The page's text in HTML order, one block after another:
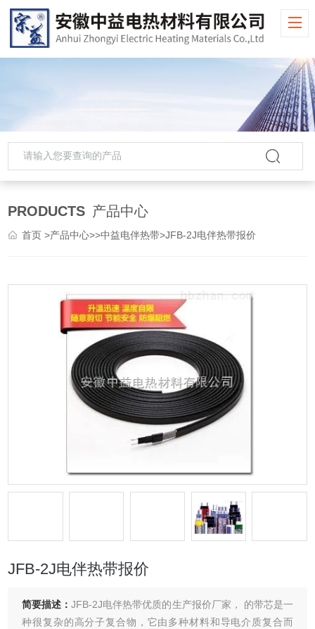
PRODUCTS 产品中心
首页>产品中心>>中益电伴热带>JFB-2J电伴热带报价
JFB-2J电伴热带报价
简要描述：JFB-2J电伴热带优质的生产报价厂家， 的带芯是一
种很复杂的高分子复合物，它由多种材料和导电介质复合而